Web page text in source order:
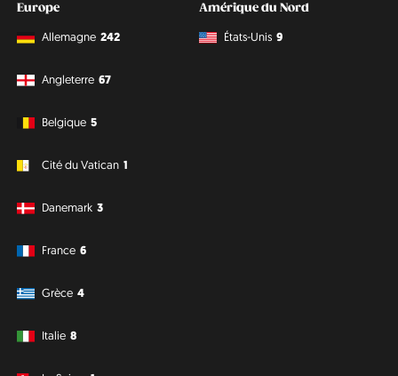
Europe
Allemagne 242
Angleterre 67
Belgique 5
Cité du Vatican 1
Danemark 3
France 6
Grèce 4
Italie 8
Amérique du Nord
États-Unis 9